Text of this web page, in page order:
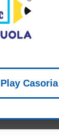
Casoria